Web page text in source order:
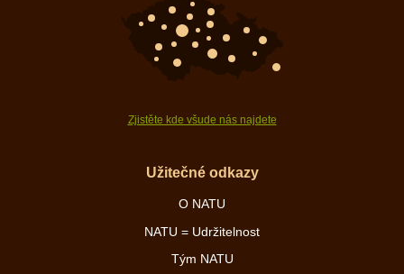
Zjistěte kde všude nás najdete
Užitečné odkazy
O NATU
NATU = Udržitelnost
Tým NATU